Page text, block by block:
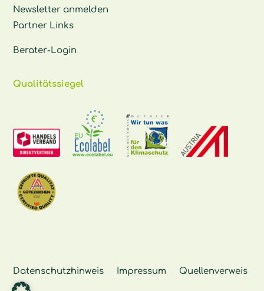
Newsletter anmelden
Partner Links
Berater-Login
Qualitätssiegel
Datenschutzhinweis Impressum Quellenverweis